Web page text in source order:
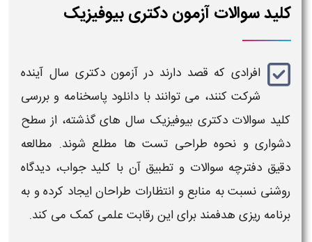
کلید سوالات آزمون دکتری بیوفیزیک
افرادی که قصد دارند درآزمون دکتری سال آینده
شرکت کنند، می‌ توانند با دانلود پاسخنامه و بررسی
کلید سوالات دکتری بیوفیزیک سال‌ های گذشته، از سطح
دشواری و نحوه طراحی تست‌ ها مطلع شوند. مطالعه
دقیق دفترچه سوالات و تطبیق آن با کلید جواب، دیدگاه
روشنی نسبت به منابع و انتظارات طراحان ایجاد کرده و به
برنامه‌ ریزی هدفمند برای این رقابت علمی کمک می‌ کند.